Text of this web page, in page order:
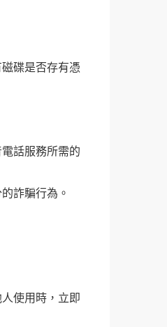
碟是否存有憑
話服務所需的
詐騙行為。
使用時，立即